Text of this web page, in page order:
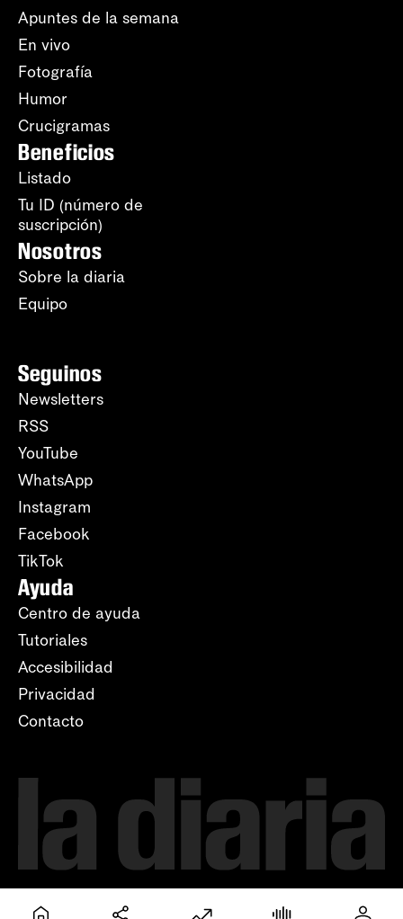
Apuntes de la semana
En vivo
Fotografía
Humor
Crucigramas
Beneficios
Listado
Tu ID (número de
suscripción)
Nosotros
Sobre la diaria
Equipo
Seguinos
Newsletters
RSS
YouTube
WhatsApp
Instagram
Facebook
TikTok
Ayuda
Centro de ayuda
Tutoriales
Accesibilidad
Privacidad
Contacto